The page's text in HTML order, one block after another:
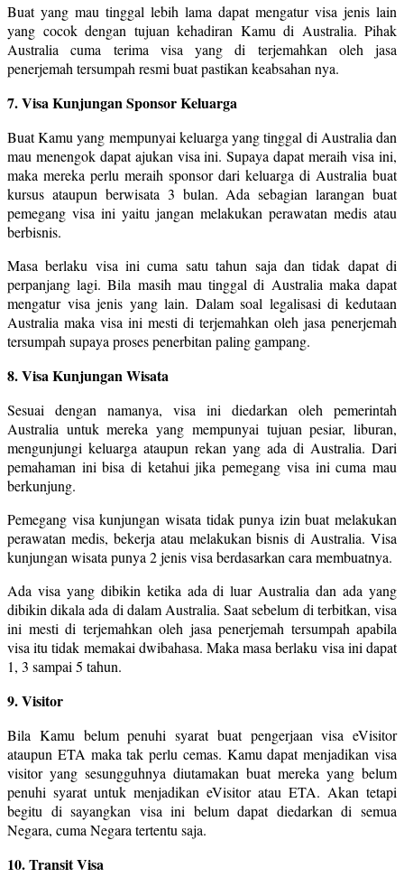
Buat yang mau tinggal lebih lama dapat mengatur visa jenis lain
yang cocok dengan tujuan kehadiran Kamu di Australia. Pihak
Australia cuma terima visa yang di terjemahkan oleh jasa
penerjemah tersumpah resmi buat pastikan keabsahan nya.
7. Visa Kunjungan Sponsor Keluarga
Buat Kamu yang mempunyai keluarga yang tinggal di Australia dan
mau menengok dapat ajukan visa ini. Supaya dapat meraih visa ini,
maka mereka perlu meraih sponsor dari keluarga di Australia buat
kursus ataupun berwisata 3 bulan. Ada sebagian larangan buat
pemegang visa ini yaitu jangan melakukan perawatan medis atau
berbisnis.
Masa berlaku visa ini cuma satu tahun saja dan tidak dapat di
perpanjang lagi. Bila masih mau tinggal di Australia maka dapat
mengatur visa jenis yang lain. Dalam soal legalisasi di kedutaan
Australia maka visa ini mesti di terjemahkan oleh jasa penerjemah
tersumpah supaya proses penerbitan paling gampang.
8. Visa Kunjungan Wisata
Sesuai dengan namanya, visa ini diedarkan oleh pemerintah
Australia untuk mereka yang mempunyai tujuan pesiar, liburan,
mengunjungi keluarga ataupun rekan yang ada di Australia. Dari
pemahaman ini bisa di ketahui jika pemegang visa ini cuma mau
berkunjung.
Pemegang visa kunjungan wisata tidak punya izin buat melakukan
perawatan medis, bekerja atau melakukan bisnis di Australia. Visa
kunjungan wisata punya 2 jenis visa berdasarkan cara membuatnya.
Ada visa yang dibikin ketika ada di luar Australia dan ada yang
dibikin dikala ada di dalam Australia. Saat sebelum di terbitkan, visa
ini mesti di terjemahkan oleh jasa penerjemah tersumpah apabila
visa itu tidak memakai dwibahasa. Maka masa berlaku visa ini dapat
1, 3 sampai 5 tahun.
9. Visitor
Bila Kamu belum penuhi syarat buat pengerjaan visa eVisitor
ataupun ETA maka tak perlu cemas. Kamu dapat menjadikan visa
visitor yang sesungguhnya diutamakan buat mereka yang belum
penuhi syarat untuk menjadikan eVisitor atau ETA. Akan tetapi
begitu di sayangkan visa ini belum dapat diedarkan di semua
Negara, cuma Negara tertentu saja.
10. Transit Visa